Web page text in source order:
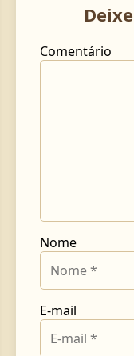
Comentário
Nome
E-mail